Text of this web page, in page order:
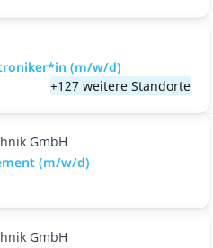
(m/w/d)
+127 weitere Standorte
GmbH
(m/w/d)
GmbH